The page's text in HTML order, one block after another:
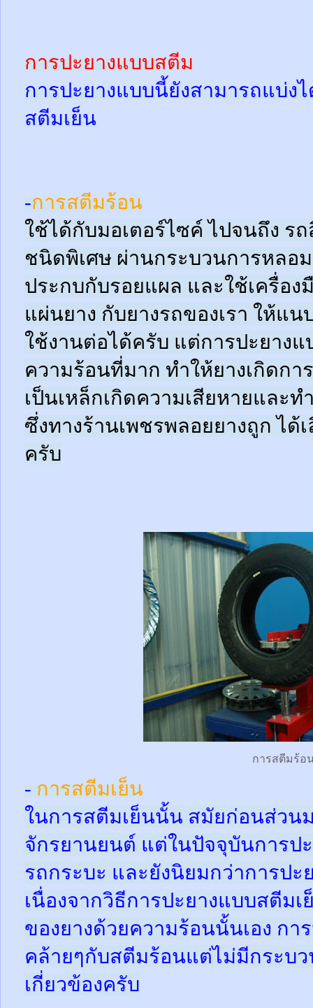
การปะยางแบบสตีม
การปะยางแบบนี้ยังสามารถแบ่ง
สตีมเย็น
-การสตีมร้อน
ใช้ได้กับมอเตอร์ไซค์ ไปจนถึง ร
ชนิดพิเศษ ผ่านกระบวนการหลอ
ประกบกับรอยแผล และใช้เครื่อง
แผ่นยาง กับยางรถของเรา ให้แ
ใช้งานต่อได้ครับ แต่การปะยาง
ความร้อนที่มาก ทำให้ยางเกิดกา
เป็นเหล็กเกิดความเสียหายและท
ซึ่งทางร้านเพชรพลอยยางถูก ได้
ครับ
การสตีมร้อ
- การสตีมเย็น
ในการสตีมเย็นนั้น สมัยก่อนส่วน
จักรยานยนต์ แต่ในปัจจุบันการป
รถกระบะ และยังนิยมกว่าการป
เนื่องจากวิธีการปะยางแบบสตีม
ของยางด้วยความร้อนนั้นเอง กา
คล้ายๆกับสตีมร้อนแต่ไม่มีกระบ
เกี่ยวข้องครับ